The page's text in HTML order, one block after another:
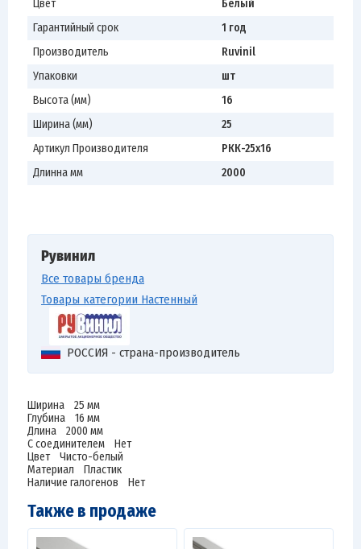
Цвет
Белый
Гарантийный срок
1 год
Производитель
Ruvinil
Упаковки
шт
Высота (мм)
16
Ширина (мм)
25
Артикул Производителя
РКК-25х16
Длинна мм
2000
Рувинил
Все товары бренда
Товары категории Настенный
РОССИЯ - страна-производитель
Ширина 25 мм
Глубина 16 мм
Длина 2000 мм
С соединителем Нет
Цвет Чисто-белый
Материал Пластик
Наличие галогенов Нет
Также в продаже